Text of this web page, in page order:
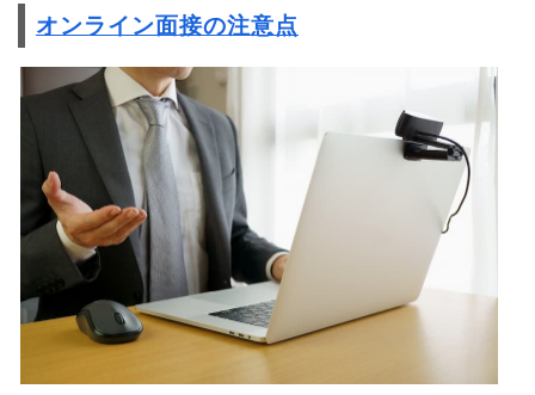
オンライン面接の注意点